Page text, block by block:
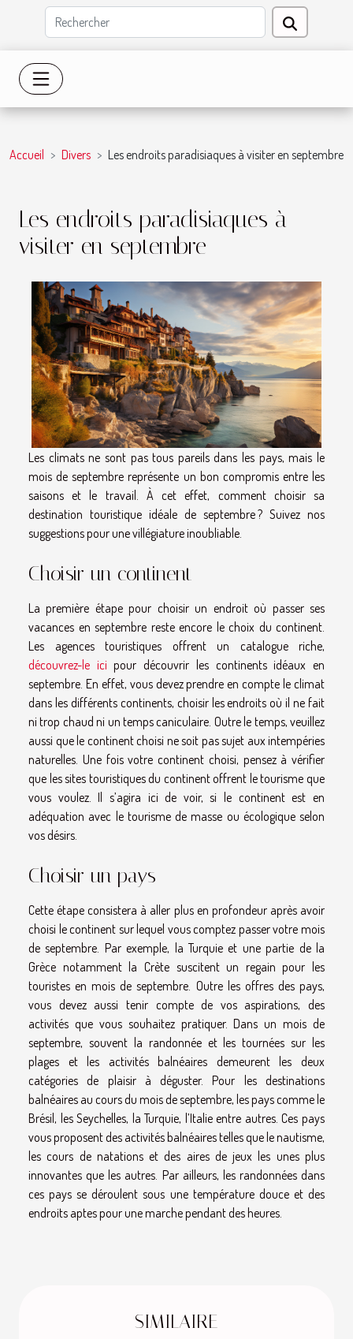
Accueil Divers Les endroits paradisiaques à visiter en septembre
Les endroits paradisiaques à
visiter en septembre
Les climats ne sont pas tous pareils dans les pays, mais le
mois de septembre représente un bon compromis entre les
saisons et le travail. À cet effet, comment choisir sa
destination touristique idéale de septembre ? Suivez nos
suggestions pour une villégiature inoubliable.
Choisir un continent
La première étape pour choisir un endroit où passer ses
vacances en septembre reste encore le choix du continent.
Les agences touristiques offrent un catalogue riche,
découvrez-le ici pour découvrir les continents idéaux en
septembre. En effet, vous devez prendre en compte le climat
dans les différents continents, choisir les endroits où il ne fait
ni trop chaud ni un temps caniculaire. Outre le temps, veuillez
aussi que le continent choisi ne soit pas sujet aux intempéries
naturelles. Une fois votre continent choisi, pensez à vérifier
que les sites touristiques du continent offrent le tourisme que
vous voulez. Il s’agira ici de voir, si le continent est en
adéquation avec le tourisme de masse ou écologique selon
vos désirs.
Choisir un pays
Cette étape consistera à aller plus en profondeur après avoir
choisi le continent sur lequel vous comptez passer votre mois
de septembre. Par exemple, la Turquie et une partie de la
Grèce notamment la Crète suscitent un regain pour les
touristes en mois de septembre. Outre les offres des pays,
vous devez aussi tenir compte de vos aspirations, des
activités que vous souhaitez pratiquer. Dans un mois de
septembre, souvent la randonnée et les tournées sur les
plages et les activités balnéaires demeurent les deux
catégories de plaisir à déguster. Pour les destinations
balnéaires au cours du mois de septembre, les pays comme le
Brésil, les Seychelles, la Turquie, l’Italie entre autres. Ces pays
vous proposent des activités balnéaires telles que le nautisme,
les cours de natations et des aires de jeux les unes plus
innovantes que les autres. Par ailleurs, les randonnées dans
ces pays se déroulent sous une température douce et des
endroits aptes pour une marche pendant des heures.
SIMILAIRE